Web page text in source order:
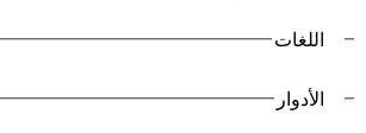
اللغات
الأدوار